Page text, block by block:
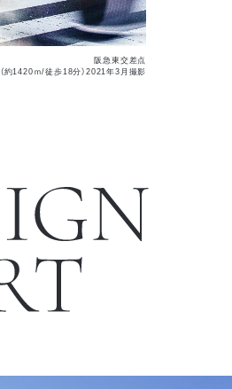
阪急東交差点
（約1420ｍ/徒歩18分）2021年3月撮影